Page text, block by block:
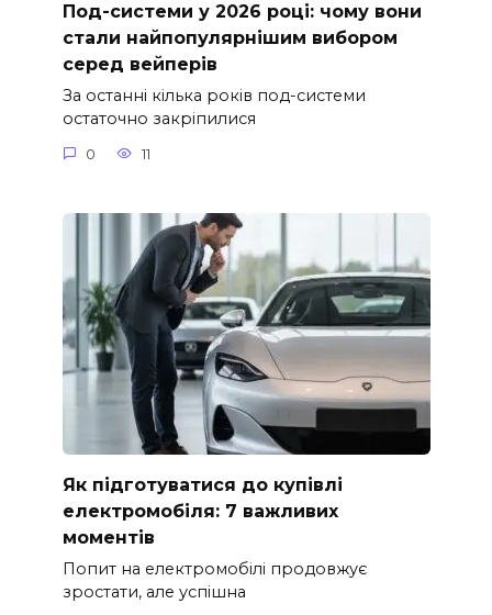
Под-системи у 2026 році: чому вони
стали найпопулярнішим вибором
серед вейперів
За останні кілька років под-системи
остаточно закріпилися
0 11
Як підготуватися до купівлі
електромобіля: 7 важливих
моментів
Попит на електромобілі продовжує
зростати, але успішна